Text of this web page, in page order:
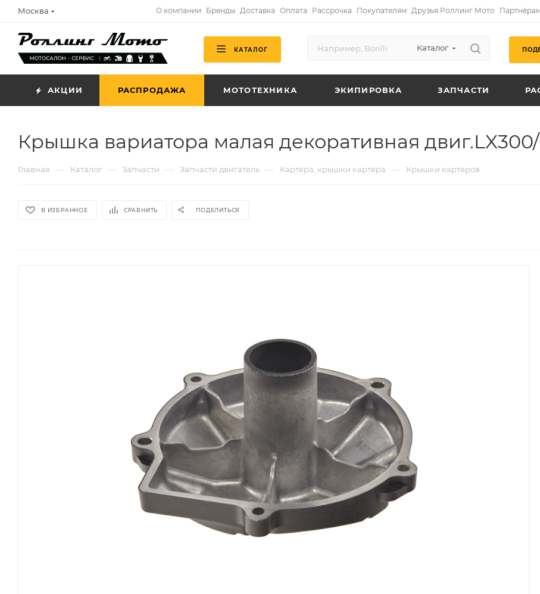
Москва О компании Бренды Доставка Оплата Рассрочка Покупателям Друзья Роллинг Мото
КАТАЛОГ Каталог
АКЦИИ РАСПРОДАЖА МОТОТЕХНИКА ЭКИПИРОВКА ЗАПЧАСТИ
Крышка вариатора малая декоративная двиг.LX300/
Главная — Каталог — Запчасти — Запчасти двигатель — Картера, крышки картера — Крышки картеров
В ИЗБРАННОЕ СРАВНИТЬ ПОДЕЛИТЬСЯ